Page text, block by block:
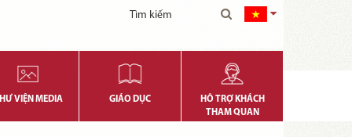
VIỆN MEDIA GIÁO DỤC
HỖ TRỢ KHÁCH
THAM QUAN